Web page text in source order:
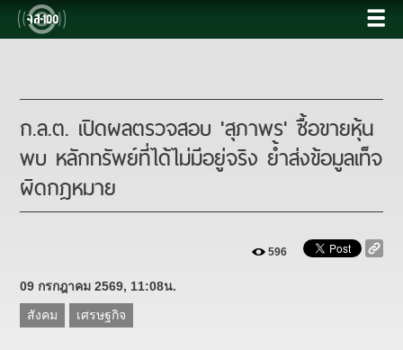
ก.ล.ต. เปิดผลตรวจสอบ 'สุภาพร' ซื้อขายหุ้น
พบ หลักทรัพย์ที่ได้ไม่มีอยู่จริง ย้ำส่งข้อมูลเท็จ
ผิดกฎหมาย
596
09 กรกฎาคม 2569, 11:08น.
สังคม
เศรษฐกิจ